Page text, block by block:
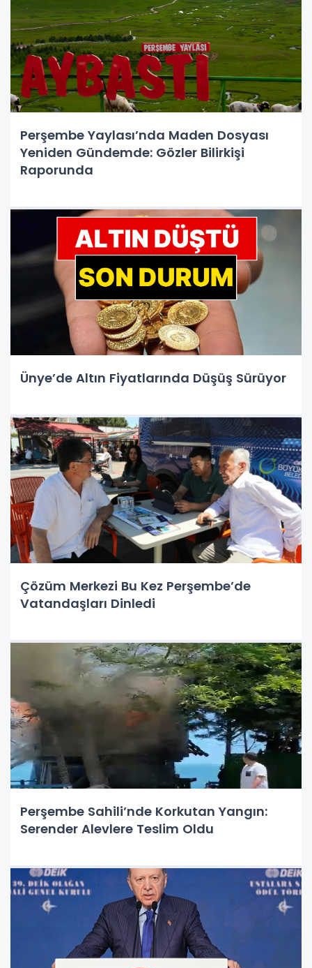
Perşembe Yaylası’nda Maden Dosyası
Yeniden Gündemde: Gözler Bilirkişi
Raporunda
Ünye’de Altın Fiyatlarında Düşüş Sürüyor
Çözüm Merkezi Bu Kez Perşembe’de
Vatandaşları Dinledi
Perşembe Sahili’nde Korkutan Yangın:
Serender Alevlere Teslim Oldu